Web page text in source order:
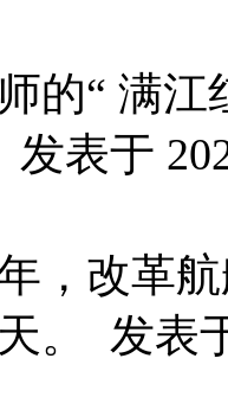
的“ 满江
发表于
，改革
。 发表